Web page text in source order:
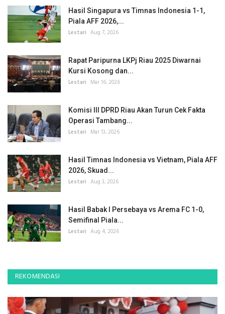
Hasil Singapura vs Timnas Indonesia 1-1,
Piala AFF 2026,...
Lestari Aug 7, 2026
Rapat Paripurna LKPj Riau 2025 Diwarnai
Kursi Kosong dan...
Lestari Mar 16, 2026
Komisi III DPRD Riau Akan Turun Cek Fakta
Operasi Tambang...
Lestari Mar 13, 2026
Hasil Timnas Indonesia vs Vietnam, Piala AFF
2026, Skuad...
Lestari Aug 3, 2026
Hasil Babak I Persebaya vs Arema FC 1-0,
Semifinal Piala...
Lestari Aug 4, 2026
REKOMENDASI